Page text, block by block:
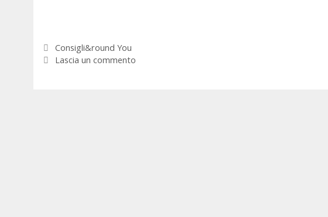
Categorie
Consigli&round You
Lascia un commento